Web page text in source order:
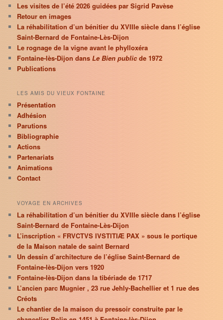
Les visites de l’été 2026 guidées par Sigrid Pavèse
Retour en images
La réhabilitation d’un bénitier du XVIIIe siècle dans l’église
Saint-Bernard de Fontaine-Lès-Dijon
Le rognage de la vigne avant le phylloxéra
Fontaine-lès-Dijon dansLe Bien publicde 1972
Publications
LES AMIS DU VIEUX FONTAINE
Présentation
Adhésion
Parutions
Bibliographie
Actions
Partenariats
Animations
Contact
VOYAGE EN ARCHIVES
La réhabilitation d’un bénitier du XVIIIe siècle dans l’église
Saint-Bernard de Fontaine-Lès-Dijon
L’inscription « FRVCTVS IVSTITIÆ PAX » sous le portique
de la Maison natale de saint Bernard
Un dessin d’architecture de l’église Saint-Bernard de
Fontaine-lès-Dijon vers 1920
Fontaine-lès-Dijon dans la tibériade de 1717
L’ancien parc Mugnier , 23 rue Jehly-Bachellier et 1 rue des
Créots
Le chantier de la maison du pressoir construite par le